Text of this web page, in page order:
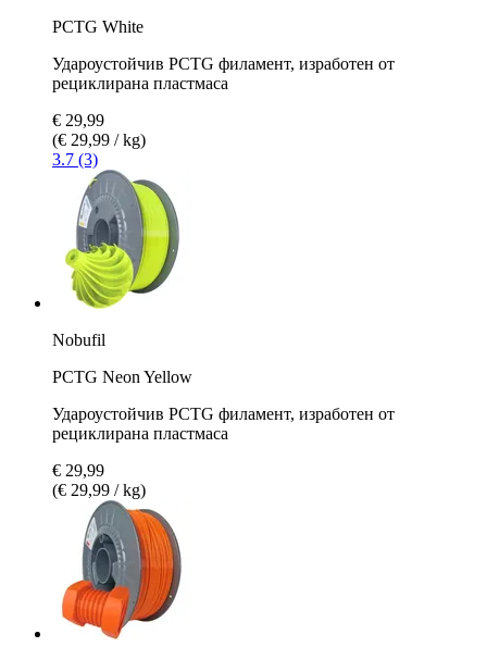
PCTG White
Удароустойчив PCTG филамент, изработен от
рециклирана пластмаса
€ 29,99
(€ 29,99 / kg)
3.7 (3)
Nobufil
PCTG Neon Yellow
Удароустойчив PCTG филамент, изработен от
рециклирана пластмаса
€ 29,99
(€ 29,99 / kg)